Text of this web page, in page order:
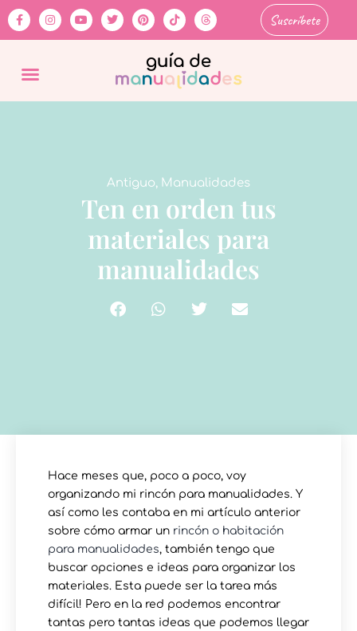
Suscríbete
Antiguo, Manualidades
Ten en orden tus
materiales para
manualidades
Hace meses que, poco a poco, voy
organizando mi rincón para manualidades. Y
así como les contaba en mi artículo anterior
sobre cómo armar un rincón o habitación
para manualidades, también tengo que
buscar opciones e ideas para organizar los
materiales. Esta puede ser la tarea más
difícil! Pero en la red podemos encontrar
tantas pero tantas ideas que podemos llegar